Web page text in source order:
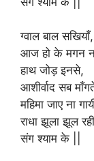
ग्वाल बाल सखियाँ,
आज हो के मगन
हाथ जोड़ इनसे,
आशीर्वाद सब
महिमा जाए ना
राधा झूला झूल
संग श्याम के ||